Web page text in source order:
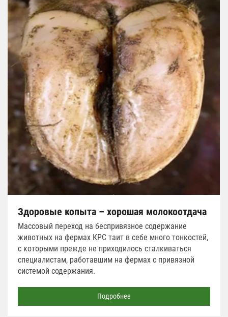
Здоровые копыта – хорошая молокоотдача
Массовый переход на беспривязное содержание
животных на фермах КРС таит в себе много тонкостей,
с которыми прежде не приходилось сталкиваться
специалистам, работавшим на фермах с привязной
системой содержания.
Подробнее